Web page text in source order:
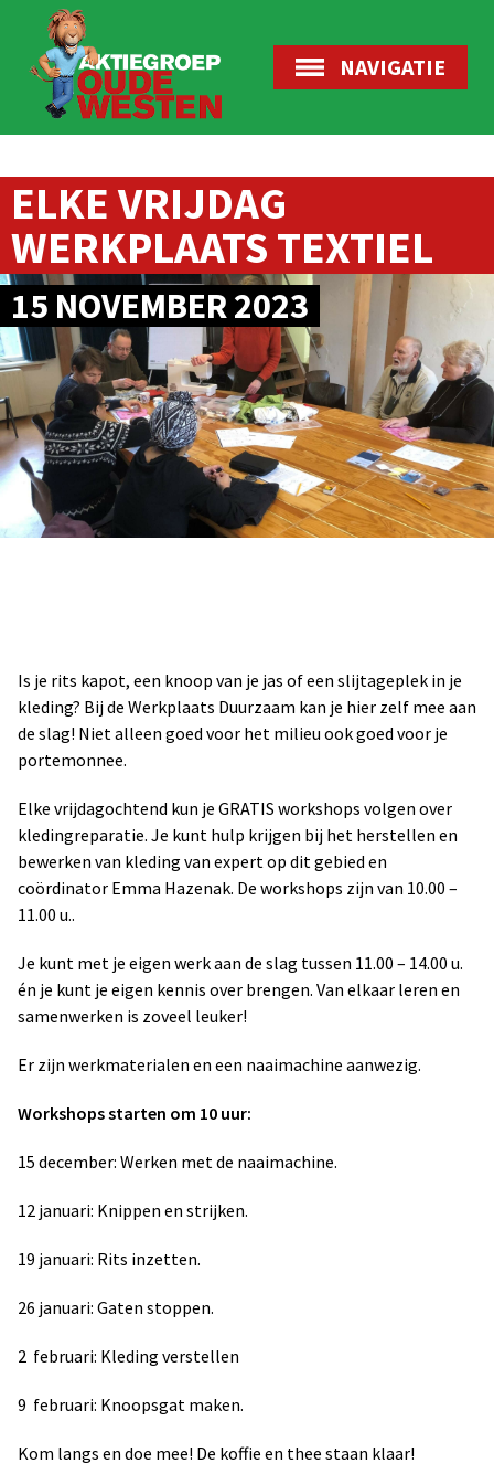
NAVIGATIE
ELKE VRIJDAG
WERKPLAATS TEXTIEL
15 NOVEMBER 2023
Is je rits kapot, een knoop van je jas of een slijtageplek in je
kleding? Bij de Werkplaats Duurzaam kan je hier zelf mee aan
de slag! Niet alleen goed voor het milieu ook goed voor je
portemonnee.
Elke vrijdagochtend kun je GRATIS workshops volgen over
kledingreparatie. Je kunt hulp krijgen bij het herstellen en
bewerken van kleding van expert op dit gebied en
coördinator Emma Hazenak. De workshops zijn van 10.00 –
11.00 u..
Je kunt met je eigen werk aan de slag tussen 11.00 – 14.00 u.
én je kunt je eigen kennis over brengen. Van elkaar leren en
samenwerken is zoveel leuker!
Er zijn werkmaterialen en een naaimachine aanwezig.
Workshops starten om 10 uur:
15 december: Werken met de naaimachine.
12 januari: Knippen en strijken.
19 januari: Rits inzetten.
26 januari: Gaten stoppen.
2 februari: Kleding verstellen
9 februari: Knoopsgat maken.
Kom langs en doe mee! De koffie en thee staan klaar!